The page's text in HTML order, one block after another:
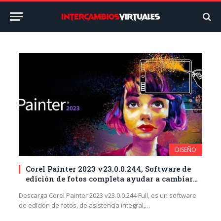
DISEÑO
Corel Painter 2023 v23.0.0.244, Software de
edición de fotos completa ayudar a cambiar
imágenes de una manera sencilla
Descarga Corel Painter 2023 v23.0.0.244 Full, es un software
de edición de fotos, de asistencia integral,…